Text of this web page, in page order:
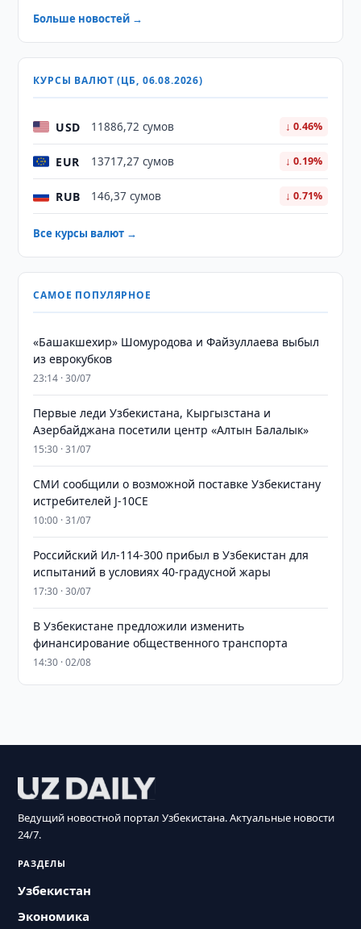
Больше новостей →
КУРСЫ ВАЛЮТ (ЦБ, 06.08.2026)
USD 11886,72 сумов ↓ 0.46%
EUR 13717,27 сумов ↓ 0.19%
RUB 146,37 сумов ↓ 0.71%
Все курсы валют →
САМОЕ ПОПУЛЯРНОЕ
«Башакшехир» Шомуродова и Файзуллаева выбыл
из еврокубков
23:14 · 30/07
Первые леди Узбекистана, Кыргызстана и
Азербайджана посетили центр «Алтын Балалык»
15:30 · 31/07
СМИ сообщили о возможной поставке Узбекистану
истребителей J-10CE
10:00 · 31/07
Российский Ил-114-300 прибыл в Узбекистан для
испытаний в условиях 40-градусной жары
17:30 · 30/07
В Узбекистане предложили изменить
финансирование общественного транспорта
14:30 · 02/08
Ведущий новостной портал Узбекистана. Актуальные новости
24/7.
РАЗДЕЛЫ
Узбекистан
Экономика